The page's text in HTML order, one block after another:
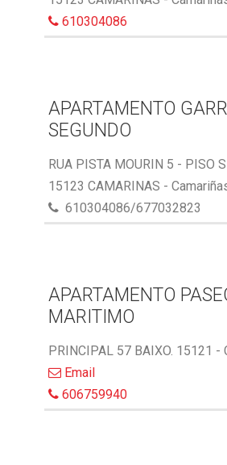
610304086
APARTAMENTO
SEGUNDO
RUA PISTA MOURIN 5 - PISO
15123 CAMARINAS -
610304086/677032823
APARTAMENTO
MARITIMO
PRINCIPAL 57 BAIXO. 15121 -
Email
606759940